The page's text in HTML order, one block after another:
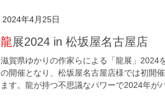
2024年4月25日
龍展2024 in 松坂屋名古屋店
滋賀県ゆかりの作家らによる「龍展」2024
の開催となり、松坂屋名古屋店様では初開
ます。龍が持つ不思議なパワーで2024年が